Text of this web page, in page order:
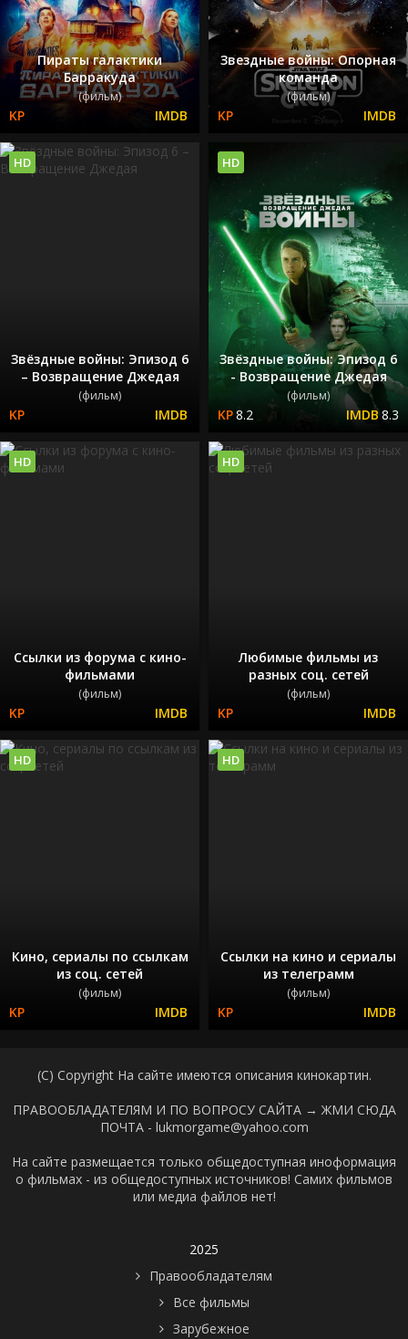
Пираты галактики
Барракуда
(фильм)
Звездные войны: Опорная
команда
(фильм)
Звёздные войны: Эпизод 6
– Возвращение Джедая
(фильм)
HD
Звёздные войны: Эпизод 6
- Возвращение Джедая
(фильм)
8.2 8.3
HD
Ссылки из форума с кино-
фильмами
(фильм)
HD
Любимые фильмы из
разных соц. сетей
(фильм)
HD
Кино, сериалы по ссылкам
из соц. сетей
(фильм)
HD
Ссылки на кино и сериалы
из телеграмм
(фильм)
HD
(C) Copyright На сайте имеются описания кинокартин.
ПРАВООБЛАДАТЕЛЯМ И ПО ВОПРОСУ САЙТА → ЖМИ СЮДА
ПОЧТА - lukmorgame@yahoo.com
На сайте размещается только общедоступная иноформация
о фильмах - из общедоступных источников! Самих фильмов
или медиа файлов нет!
2025
Правообладателям
Все фильмы
Зарубежное